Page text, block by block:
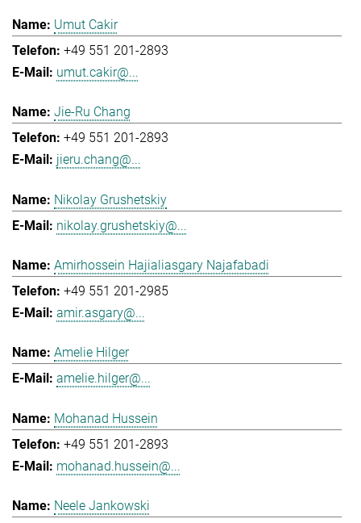
Umut Cakir
+49 551 201-2893
umut.cakir@...
Jie-Ru Chang
+49 551 201-2893
jieru.chang@...
Nikolay Grushetskiy
nikolay.grushetskiy@...
Amirhossein Hajialiasgary Najafabadi
+49 551 201-2985
amir.asgary@...
Amelie Hilger
amelie.hilger@...
Mohanad Hussein
+49 551 201-2893
mohanad.hussein@...
Neele Jankowski